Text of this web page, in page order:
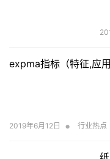
expma指标（特征,应用
2019年6月12日 • 行业热点